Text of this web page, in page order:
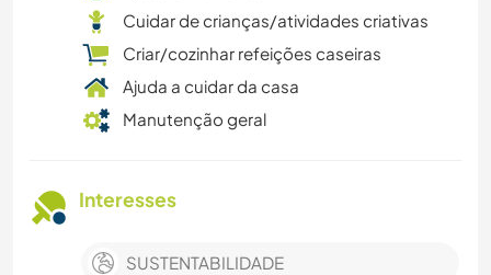
Cuidar de crianças/atividades criativas
Criar/cozinhar refeições caseiras
Ajuda a cuidar da casa
Manutenção geral
Interesses
SUSTENTABILIDADE